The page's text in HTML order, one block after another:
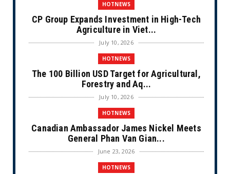
HOTNEWS
CP Group Expands Investment in High-Tech
Agriculture in Viet...
July 10, 2026
HOTNEWS
The 100 Billion USD Target for Agricultural,
Forestry and Aq...
July 10, 2026
HOTNEWS
Canadian Ambassador James Nickel Meets
General Phan Van Gian...
June 23, 2026
HOTNEWS